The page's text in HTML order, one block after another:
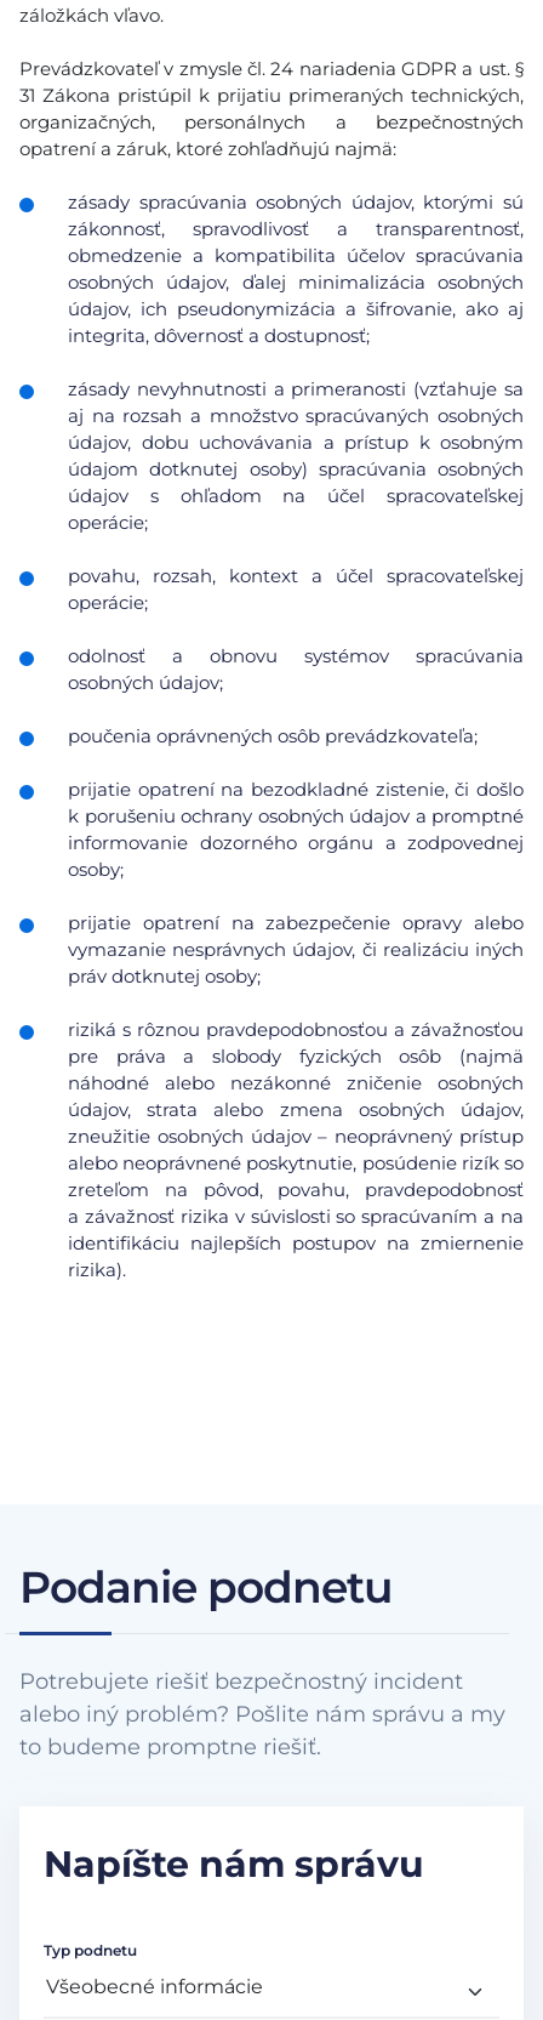
záložkách vľavo.
Prevádzkovateľ v zmysle čl. 24 nariadenia GDPR a ust. §
31 Zákona pristúpil k prijatiu primeraných technických,
organizačných, personálnych a bezpečnostných
opatrení a záruk, ktoré zohľadňujú najmä:
zásady spracúvania osobných údajov, ktorými sú
zákonnosť, spravodlivosť a transparentnosť,
obmedzenie a kompatibilita účelov spracúvania
osobných údajov, ďalej minimalizácia osobných
údajov, ich pseudonymizácia a šifrovanie, ako aj
integrita, dôvernosť a dostupnosť;
zásady nevyhnutnosti a primeranosti (vzťahuje sa
aj na rozsah a množstvo spracúvaných osobných
údajov, dobu uchovávania a prístup k osobným
údajom dotknutej osoby) spracúvania osobných
údajov s ohľadom na účel spracovateľskej
operácie;
povahu, rozsah, kontext a účel spracovateľskej
operácie;
odolnosť a obnovu systémov spracúvania
osobných údajov;
poučenia oprávnených osôb prevádzkovateľa;
prijatie opatrení na bezodkladné zistenie, či došlo
k porušeniu ochrany osobných údajov a promptné
informovanie dozorného orgánu a zodpovednej
osoby;
prijatie opatrení na zabezpečenie opravy alebo
vymazanie nesprávnych údajov, či realizáciu iných
práv dotknutej osoby;
riziká s rôznou pravdepodobnosťou a závažnosťou
pre práva a slobody fyzických osôb (najmä
náhodné alebo nezákonné zničenie osobných
údajov, strata alebo zmena osobných údajov,
zneužitie osobných údajov – neoprávnený prístup
alebo neoprávnené poskytnutie, posúdenie rizík so
zreteľom na pôvod, povahu, pravdepodobnosť
a závažnosť rizika v súvislosti so spracúvaním a na
identifikáciu najlepších postupov na zmiernenie
rizika).
Podanie podnetu
Potrebujete riešiť bezpečnostný incident
alebo iný problém? Pošlite nám správu a my
to budeme promptne riešiť.
Napíšte nám správu
Typ podnetu